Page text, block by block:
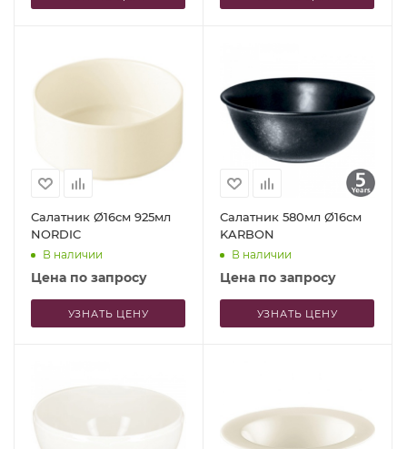
Салатник Ø16см 925мл
NORDIC
В наличии
Цена по запросу
УЗНАТЬ ЦЕНУ
Салатник 580мл Ø16см
KARBON
В наличии
Цена по запросу
УЗНАТЬ ЦЕНУ